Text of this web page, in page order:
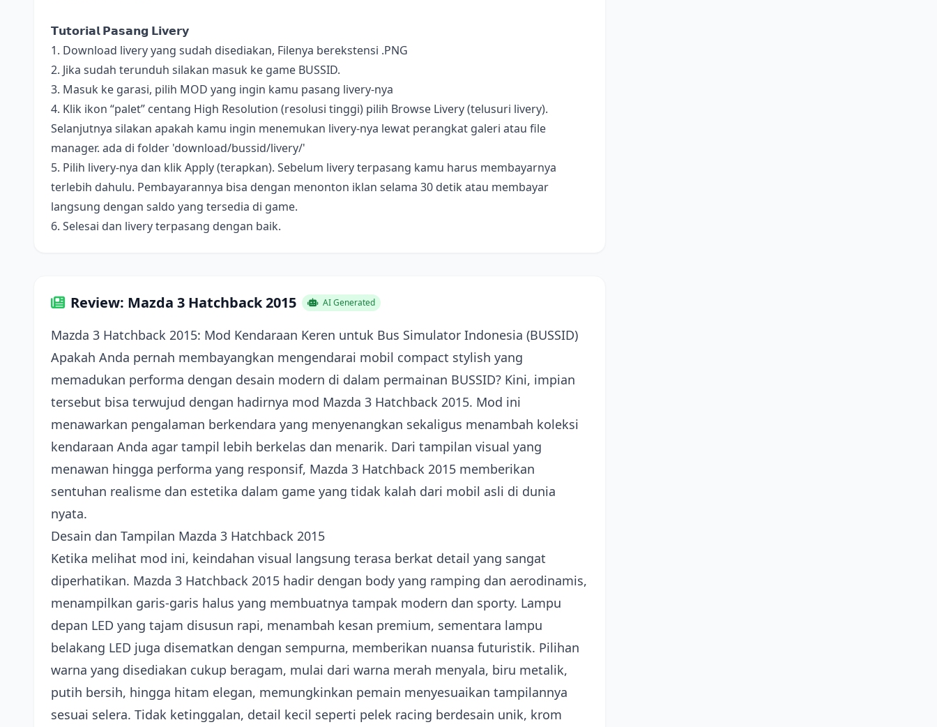
𝗧𝘂𝘁𝗼𝗿𝗶𝗮𝗹 𝗣𝗮𝘀𝗮𝗻𝗴 𝗟𝗶𝘃𝗲𝗿𝘆
1. Download livery yang sudah disediakan, Filenya berekstensi .PNG
2. Jika sudah terunduh silakan masuk ke game BUSSID.
3. Masuk ke garasi, pilih MOD yang ingin kamu pasang livery-nya
4. Klik ikon “palet” centang High Resolution (resolusi tinggi) pilih Browse Livery (telusuri livery).
Selanjutnya silakan apakah kamu ingin menemukan livery-nya lewat perangkat galeri atau file
manager. ada di folder 'download/bussid/livery/'
5. Pilih livery-nya dan klik Apply (terapkan). Sebelum livery terpasang kamu harus membayarnya
terlebih dahulu. Pembayarannya bisa dengan menonton iklan selama 30 detik atau membayar
langsung dengan saldo yang tersedia di game.
6. Selesai dan livery terpasang dengan baik.
Review: Mazda 3 Hatchback 2015 AI Generated
Mazda 3 Hatchback 2015: Mod Kendaraan Keren untuk Bus Simulator Indonesia (BUSSID)
Apakah Anda pernah membayangkan mengendarai mobil compact stylish yang
memadukan performa dengan desain modern di dalam permainan BUSSID? Kini, impian
tersebut bisa terwujud dengan hadirnya mod Mazda 3 Hatchback 2015. Mod ini
menawarkan pengalaman berkendara yang menyenangkan sekaligus menambah koleksi
kendaraan Anda agar tampil lebih berkelas dan menarik. Dari tampilan visual yang
menawan hingga performa yang responsif, Mazda 3 Hatchback 2015 memberikan
sentuhan realisme dan estetika dalam game yang tidak kalah dari mobil asli di dunia
nyata.
Desain dan Tampilan Mazda 3 Hatchback 2015
Ketika melihat mod ini, keindahan visual langsung terasa berkat detail yang sangat
diperhatikan. Mazda 3 Hatchback 2015 hadir dengan body yang ramping dan aerodinamis,
menampilkan garis-garis halus yang membuatnya tampak modern dan sporty. Lampu
depan LED yang tajam disusun rapi, menambah kesan premium, sementara lampu
belakang LED juga disematkan dengan sempurna, memberikan nuansa futuristik. Pilihan
warna yang disediakan cukup beragam, mulai dari warna merah menyala, biru metalik,
putih bersih, hingga hitam elegan, memungkinkan pemain menyesuaikan tampilannya
sesuai selera. Tidak ketinggalan, detail kecil seperti pelek racing berdesain unik, krom